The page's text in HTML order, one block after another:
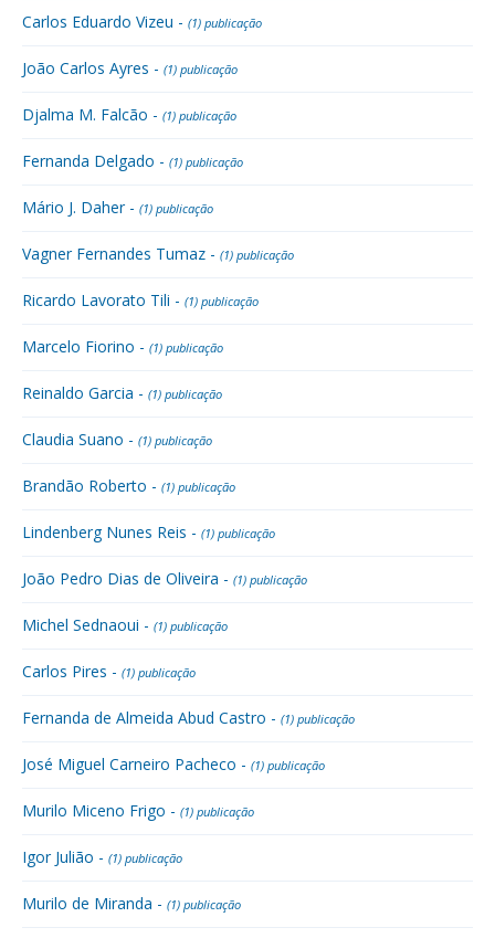
Carlos Eduardo Vizeu - (1) publicação
João Carlos Ayres - (1) publicação
Djalma M. Falcão - (1) publicação
Fernanda Delgado - (1) publicação
Mário J. Daher - (1) publicação
Vagner Fernandes Tumaz - (1) publicação
Ricardo Lavorato Tili - (1) publicação
Marcelo Fiorino - (1) publicação
Reinaldo Garcia - (1) publicação
Claudia Suano - (1) publicação
Brandão Roberto - (1) publicação
Lindenberg Nunes Reis - (1) publicação
João Pedro Dias de Oliveira - (1) publicação
Michel Sednaoui - (1) publicação
Carlos Pires - (1) publicação
Fernanda de Almeida Abud Castro - (1) publicação
José Miguel Carneiro Pacheco - (1) publicação
Murilo Miceno Frigo - (1) publicação
Igor Julião - (1) publicação
Murilo de Miranda - (1) publicação